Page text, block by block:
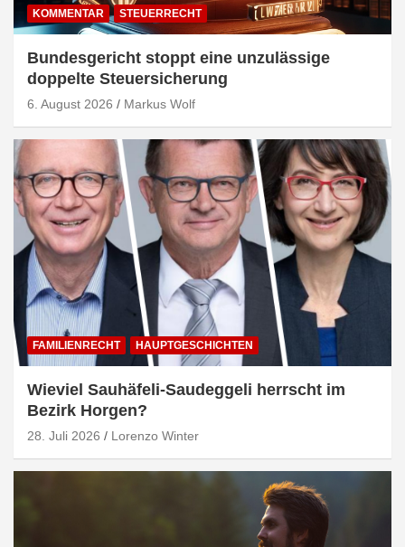
KOMMENTAR
STEUERRECHT
Bundesgericht stoppt eine unzulässige
doppelte Steuersicherung
6. August 2026 Markus Wolf
FAMILIENRECHT HAUPTGESCHICHTEN
Wieviel Sauhäfeli-Saudeggeli herrscht im
Bezirk Horgen?
28. Juli 2026 Lorenzo Winter